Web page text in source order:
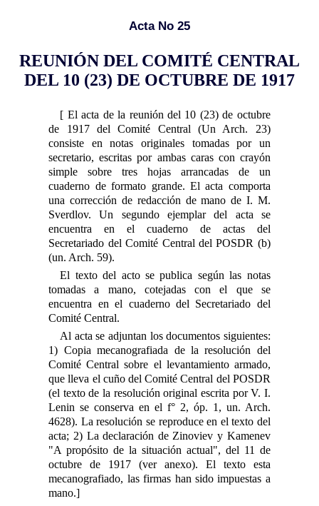
Acta No 25
REUNIÓN DEL COMITÉ CENTRAL
DEL 10 (23) DE OCTUBRE DE 1917
[ El acta de la reunión del 10 (23) de octubre
de 1917 del Comité Central (Un Arch. 23)
consiste en notas originales tomadas por un
secretario, escritas por ambas caras con crayón
simple sobre tres hojas arrancadas de un
cuaderno de formato grande. El acta comporta
una corrección de redacción de mano de I. M.
Sverdlov. Un segundo ejemplar del acta se
encuentra en el cuaderno de actas del
Secretariado del Comité Central del POSDR (b)
(un. Arch. 59).
El texto del acto se publica según las notas
tomadas a mano, cotejadas con el que se
encuentra en el cuaderno del Secretariado del
Comité Central.
Al acta se adjuntan los documentos siguientes:
1) Copia mecanografiada de la resolución del
Comité Central sobre el levantamiento armado,
que lleva el cuño del Comité Central del POSDR
(el texto de la resolución original escrita por V. I.
Lenin se conserva en el f° 2, óp. 1, un. Arch.
4628). La resolución se reproduce en el texto del
acta; 2) La declaración de Zinoviev y Kamenev
"A propósito de la situación actual", del 11 de
octubre de 1917 (ver anexo). El texto esta
mecanografiado, las firmas han sido impuestas a
mano.]